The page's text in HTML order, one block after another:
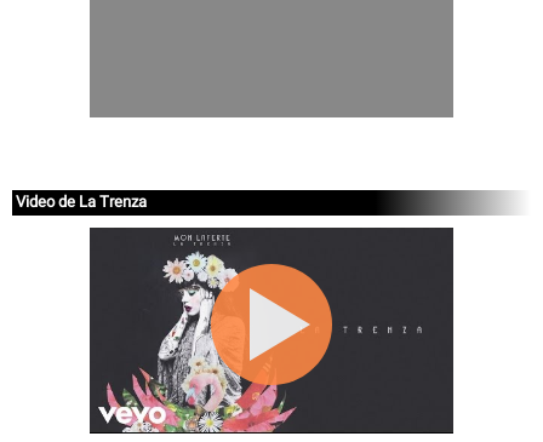
Video de La Trenza